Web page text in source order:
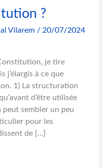
?
Vilarem /20/07/2024
je tire
j’élargis à ce que
1) La structuration
d’être utilisée
sembler un peu
pour les
de […]